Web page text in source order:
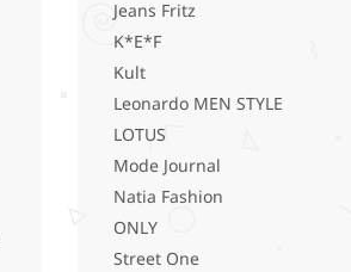
Jeans Fritz
K*E*F
Kult
Leonardo MEN STYLE
LOTUS
Mode Journal
Natia Fashion
ONLY
Street One